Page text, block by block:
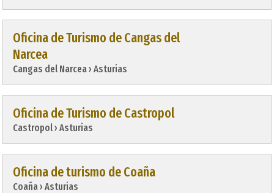
Oficina de Turismo de Cangas del
Narcea
Cangas del Narcea › Asturias
Oficina de Turismo de Castropol
Castropol › Asturias
Oficina de turismo de Coaña
Coaña › Asturias